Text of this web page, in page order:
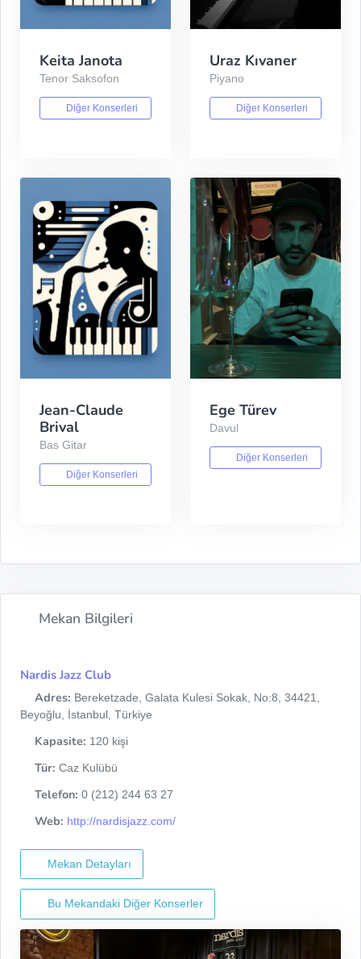
Keita Janota
Tenor Saksofon
Diğer Konserleri
Uraz Kıvaner
Piyano
Diğer Konserleri
Jean-Claude
Brival
Bas Gitar
Diğer Konserleri
Ege Türev
Davul
Diğer Konserleri
Mekan Bilgileri
Nardis Jazz Club
Adres: Bereketzade, Galata Kulesi Sokak, No:8, 34421,
Beyoğlu, İstanbul, Türkiye
Kapasite: 120 kişi
Tür: Caz Kulübü
Telefon: 0 (212) 244 63 27
Web: http://nardisjazz.com/
Mekan Detayları
Bu Mekandaki Diğer Konserler